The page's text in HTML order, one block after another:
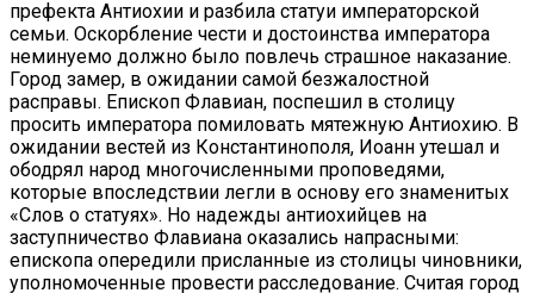
префекта Антиохии и разбила статуи императорской
семьи. Оскорбление чести и достоинства императора
неминуемо должно было повлечь страшное наказание.
Город замер, в ожидании самой безжалостной
расправы. Епископ Флавиан, поспешил в столицу
просить императора помиловать мятежную Антиохию. В
ожидании вестей из Константинополя, Иоанн утешал и
ободрял народ многочисленными проповедями,
которые впоследствии легли в основу его знаменитых
«Слов о статуях». Но надежды антиохийцев на
заступничество Флавиана оказались напрасными:
епископа опередили присланные из столицы чиновники,
уполномоченные провести расследование. Считая город